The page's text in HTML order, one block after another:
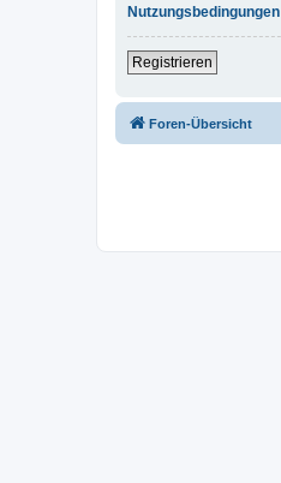
Nutzungsbedingungen
Registrieren
Foren-Übersicht